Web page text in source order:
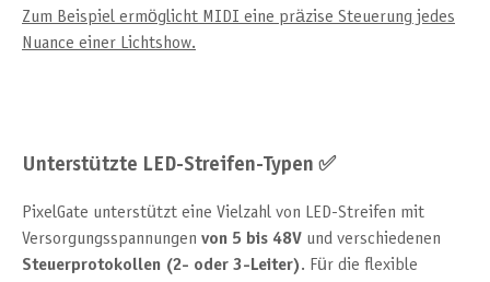
Zum Beispiel ermöglicht MIDI eine präzise Steuerung jedes
Nuance einer Lichtshow.
Unterstützte LED-Streifen-Typen ✅
PixelGate unterstützt eine Vielzahl von LED-Streifen mit
Versorgungsspannungen von 5 bis 48V und verschiedenen
Steuerprotokollen (2- oder 3-Leiter) . Für die flexible